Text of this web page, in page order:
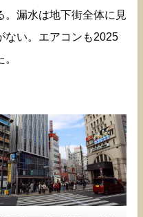
。漏水は地下街全体に見
ない。エアコンも2025